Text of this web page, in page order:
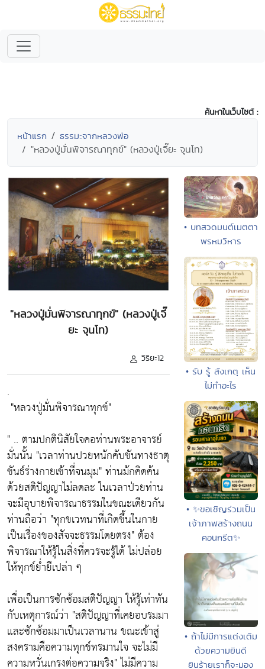
ค้นหาในเว็บไซต์ :
หน้าแรก ธรรมะจากหลวงพ่อ
"หลวงปู่มั่นพิจารณาทุกข์" (หลวงปู่เจี๊ยะ จุนโท)
"หลวงปู่มั่นพิจารณาทุกข์" (หลวงปู่เจี๊
ยะ จุนโท)
วิริยะ12
.
"หลวงปู่มั่นพิจารณาทุกข์"
" .. ตามปกตินิสัยใจคอท่านพระอาจารย์
มั่นนั้น "เวลาท่านปวยหนักคับขันทางธาตุ
ขันธ์ร่างกายเข้าที่จนมุม"ท่านม้กคิดค้น
ด้วยสติปัญญาไม่ลดละ ในเวลาป่วยท่าน
จะมีอุบายพิจารณาธรรมในขณะเดียวกัน
ท่านถือว่า "ทุกขเวทนาที่เกิดขึ้นในกาย
เป็นเรื่องของสัจจะธรรมโดยตรง"ต้อง
พิจารณาให้รู้ในสิ่งที่ควรจะรู้ได้ ไม่ปล่อย
ให้ทุกข์ย่ำยีเปล่า ๆ
เพื่อเป็นการซักซ้อมสติปัญญา ให้รู้เท่าทัน
กับเหตุการณ์ว่า "สติปัญญาที่เคยอบรมมา
และซักซ้อมมาเป็นเวลานาน ขณะเข้าสู่
สงครามคือความทุกข์ทรมานใจ จะไม่มี
ความหวั่นเกรงต่อความจริง"ไม่มีความ
• บทสวดมนต์เมตตา
พรหมวิหาร
• รับ รู้ สังเกตุ เห็น
ไม่ทำอะไร
• ✨ขอเชิญร่วมเป็น
เจ้าภาพสร้างถนน
คอนกรีต✨
• ถ้าไม่มีการแต่งเติม
ด้วยความยินดี
ยินร้ายเราก็จะมอง